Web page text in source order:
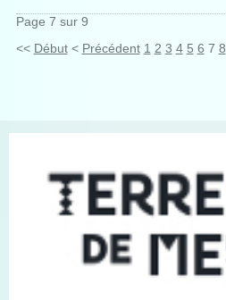
Page 7 sur 9
<< Début< Précédent 1 2 3 4 5 6 7 8